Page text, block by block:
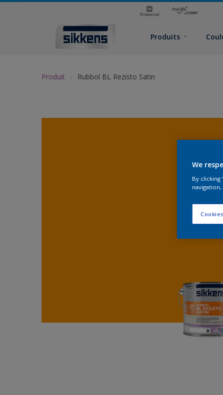
Produits
Produit Rubbol BL Rezisto Satin
We
By